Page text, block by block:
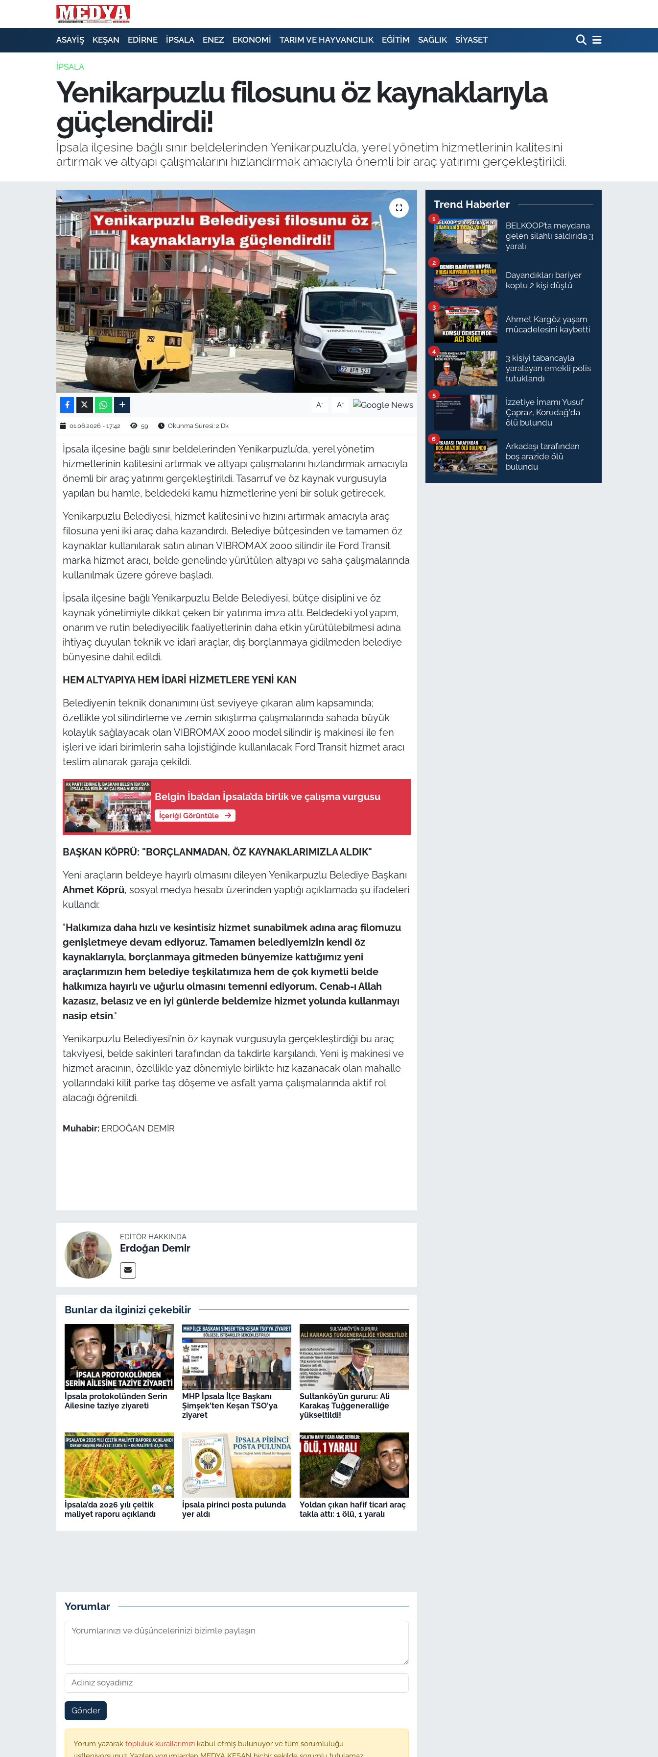
ASAYİŞ KEŞAN EDİRNE İPSALA ENEZ EKONOMİ TARIM VE HAYVANCILIK EĞİTİM SAĞLIK SİYASET
İPSALA
Yenikarpuzlu filosunu öz kaynaklarıyla
güçlendirdi!
İpsala ilçesine bağlı sınır beldelerinden Yenikarpuzlu’da, yerel yönetim hizmetlerinin kalitesini
artırmak ve altyapı çalışmalarını hızlandırmak amacıyla önemli bir araç yatırımı gerçekleştirildi.
A- A+
01.06.2026 - 17:42 59 Okunma Süresi: 2 Dk
İpsala ilçesine bağlı sınır beldelerinden Yenikarpuzlu’da, yerel yönetim
hizmetlerinin kalitesini artırmak ve altyapı çalışmalarını hızlandırmak amacıyla
önemli bir araç yatırımı gerçekleştirildi. Tasarruf ve öz kaynak vurgusuyla
yapılan bu hamle, beldedeki kamu hizmetlerine yeni bir soluk getirecek.
Yenikarpuzlu Belediyesi, hizmet kalitesini ve hızını artırmak amacıyla araç
filosuna yeni iki araç daha kazandırdı. Belediye bütçesinden ve tamamen öz
kaynaklar kullanılarak satın alınan VIBROMAX 2000 silindir ile Ford Transit
marka hizmet aracı, belde genelinde yürütülen altyapı ve saha çalışmalarında
kullanılmak üzere göreve başladı.
İpsala ilçesine bağlı Yenikarpuzlu Belde Belediyesi, bütçe disiplini ve öz
kaynak yönetimiyle dikkat çeken bir yatırıma imza attı. Beldedeki yol yapım,
onarım ve rutin belediyecilik faaliyetlerinin daha etkin yürütülebilmesi adına
ihtiyaç duyulan teknik ve idari araçlar, dış borçlanmaya gidilmeden belediye
bünyesine dahil edildi.
HEM ALTYAPIYA HEM İDARİ HİZMETLERE YENİ KAN
Belediyenin teknik donanımını üst seviyeye çıkaran alım kapsamında;
özellikle yol silindirleme ve zemin sıkıştırma çalışmalarında sahada büyük
kolaylık sağlayacak olan VIBROMAX 2000 model silindir iş makinesi ile fen
işleri ve idari birimlerin saha lojistiğinde kullanılacak Ford Transit hizmet aracı
teslim alınarak garaja çekildi.
Belgin İba’dan İpsala’da birlik ve çalışma vurgusu
İçeriği Görüntüle
BAŞKAN KÖPRÜ: "BORÇLANMADAN, ÖZ KAYNAKLARIMIZLA ALDIK"
Yeni araçların beldeye hayırlı olmasını dileyen Yenikarpuzlu Belediye Başkanı
Ahmet Köprü, sosyal medya hesabı üzerinden yaptığı açıklamada şu ifadeleri
kullandı:
"Halkımıza daha hızlı ve kesintisiz hizmet sunabilmek adına araç filomuzu
genişletmeye devam ediyoruz. Tamamen belediyemizin kendi öz
kaynaklarıyla, borçlanmaya gitmeden bünyemize kattığımız yeni
araçlarımızın hem belediye teşkilatımıza hem de çok kıymetli belde
halkımıza hayırlı ve uğurlu olmasını temenni ediyorum. Cenab-ı Allah
kazasız, belasız ve en iyi günlerde beldemize hizmet yolunda kullanmayı
nasip etsin."
Yenikarpuzlu Belediyesi’nin öz kaynak vurgusuyla gerçekleştirdiği bu araç
takviyesi, belde sakinleri tarafından da takdirle karşılandı. Yeni iş makinesi ve
hizmet aracının, özellikle yaz dönemiyle birlikte hız kazanacak olan mahalle
yollarındaki kilit parke taş döşeme ve asfalt yama çalışmalarında aktif rol
alacağı öğrenildi.
Muhabir: ERDOĞAN DEMİR
EDITÖR HAKKINDA
Erdoğan Demir
Bunlar da ilginizi çekebilir
İpsala protokolünden Serin
Ailesine taziye ziyareti
MHP İpsala İlçe Başkanı
Şimşek'ten Keşan TSO'ya
ziyaret
Sultanköy’ün gururu: Ali
Karakaş Tuğgeneralliğe
yükseltildi!
İpsala’da 2026 yılı çeltik
maliyet raporu açıklandı
İpsala pirinci posta pulunda
yer aldı
Yoldan çıkan hafif ticari araç
takla attı: 1 ölü, 1 yaralı
Yorumlar
Gönder
Yorum yazarak topluluk kurallarımızı kabul etmiş bulunuyor ve tüm sorumluluğu
Trend Haberler
BELKOOP’ta meydana
gelen silahlı saldırıda 3
yaralı
1
Dayandıkları bariyer
koptu 2 kişi düştü
2
Ahmet Kargöz yaşam
mücadelesini kaybetti
3
3 kişiyi tabancayla
yaralayan emekli polis
tutuklandı
4
İzzetiye İmamı Yusuf
Çapraz, Korudağ'da
ölü bulundu
5
Arkadaşı tarafından
boş arazide ölü
bulundu
6
E-GAZETE
GÜNDEM
EKONOMİ
SAĞLIK
EĞİTİM
TARIM VE HAYVANCILIK
KÜLTÜR SANAT
RESMİ İLAN
EDİRNE
TEKİRDAĞ
KIRKLARELİ
ÇANAKKALE
TÜRKİYE
Dış Haberler
İş Dünyası
English News
Canlı Maç
Gündem-Eğitim